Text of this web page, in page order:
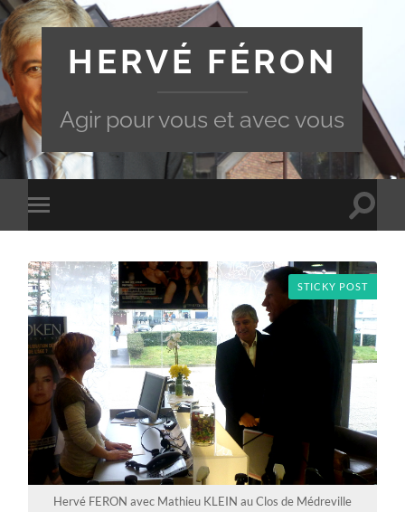
HERVÉ FÉRON
Agir pour vous et avec vous
Toggle
mobile
Toggle
STICKY POST
Hervé FERON avec Mathieu KLEIN au Clos de Médreville